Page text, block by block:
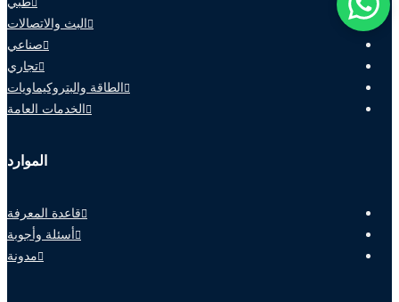
البث والاتصالات
صناعي
تجاري
الطاقة والبتروكيماويات
الخدمات العامة
الموارد
قاعدة المعرفة
أسئلة وأجوبة
مدونة